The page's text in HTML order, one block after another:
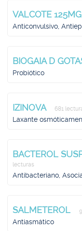
VALCOTE 125MG
Anticonvulsivo,
BIOGAIA D
Probiótico
IZINOVA 681
Laxante
BACTEROL
lecturas
Antibacteriano,
SALMETEROL
Antiasmático